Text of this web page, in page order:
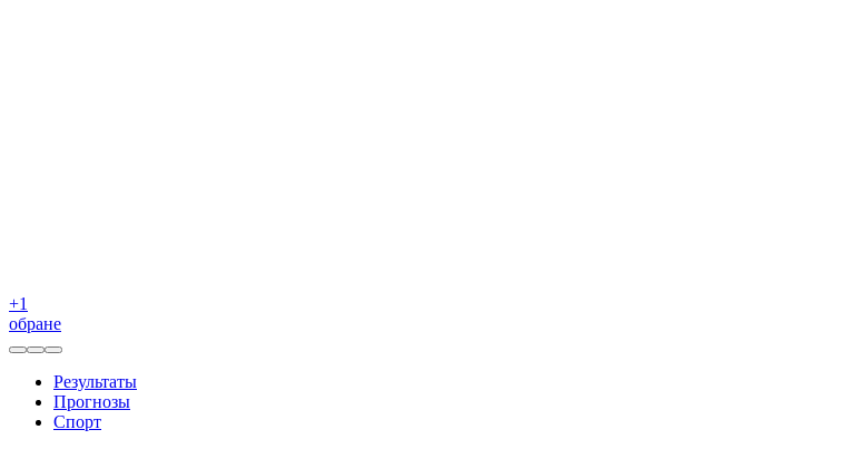
+1
обране
Результаты
Прогнозы
Спорт